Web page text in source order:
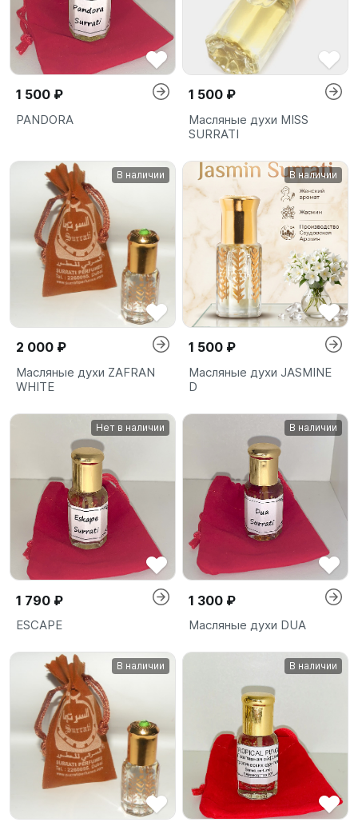
1 500 ₽
PANDORA
1 500 ₽
Масляные духи MISS
SURRATI
В наличии
2 000 ₽
Масляные духи ZAFRAN
WHITE
В наличии
1 500 ₽
Масляные духи JASMINE
D
Нет в наличии
1 790 ₽
ESCAPE
В наличии
1 300 ₽
Масляные духи DUA
В наличии В наличии